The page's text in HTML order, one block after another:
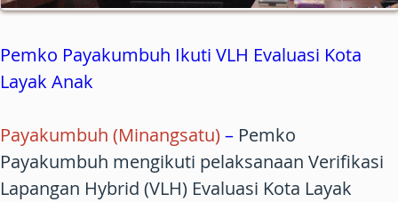
Pemko Payakumbuh Ikuti VLH Evaluasi Kota
Layak Anak
Payakumbuh (Minangsatu) – Pemko
Payakumbuh mengikuti pelaksanaan Verifikasi
Lapangan Hybrid (VLH) Evaluasi Kota Layak